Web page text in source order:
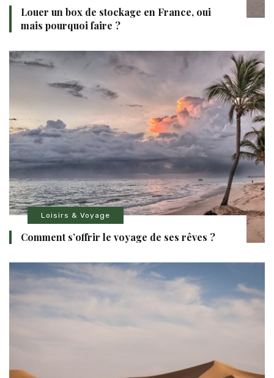
Louer un box de stockage en France, oui
mais pourquoi faire ?
Loisirs & Voyage
Comment s’offrir le voyage de ses rêves ?